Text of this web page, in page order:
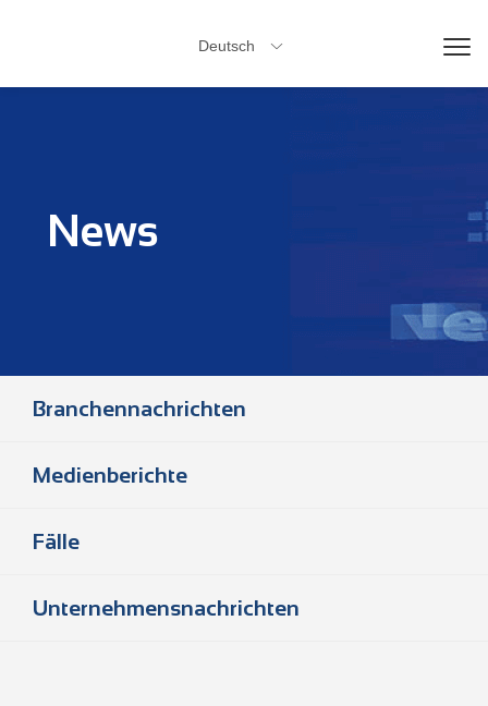
Deutsch 
News
Branchennachrichten
Medienberichte
Fälle
Unternehmensnachrichten